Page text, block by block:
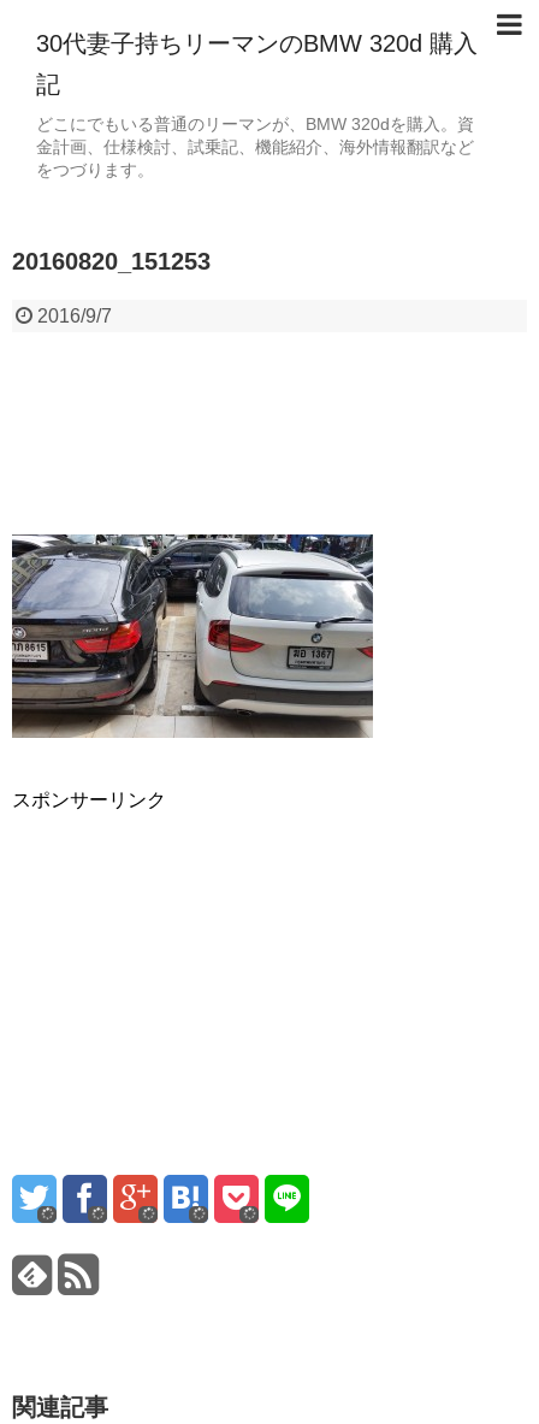
30代妻子持ちリーマンのBMW 320d 購入
記
どこにでもいる普通のリーマンが、BMW 320dを購入。資
金計画、仕様検討、試乗記、機能紹介、海外情報翻訳など
をつづります。
20160820_151253
2016/9/7
スポンサーリンク
関連記事